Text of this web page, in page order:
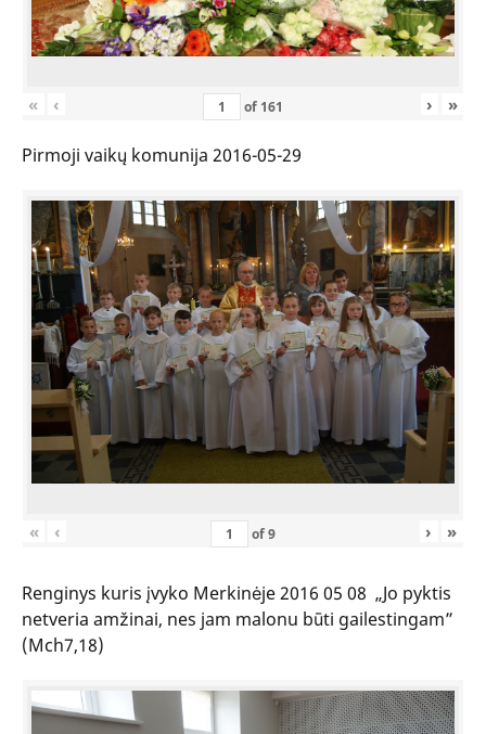
« ‹ of 161 › »
Pirmoji vaikų komunija 2016-05-29
« ‹ of9 › »
Renginys kuris įvyko Merkinėje 2016 05 08 „Jo pyktis
netveria amžinai, nes jam malonu būti gailestingam”
(Mch7,18)